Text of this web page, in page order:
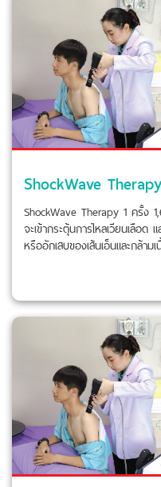
ShockWave
ShockWave Therapy 1 ครั้ง
จะเข้ากระตุ้นการไหลเวียนเลือ
หรืออักเสบของเส้นเอ็นและกล้าม